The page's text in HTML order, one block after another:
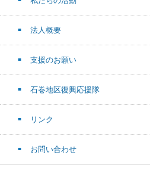
法人概要
支援のお願い
石巻地区復興応援隊
リンク
お問い合わせ